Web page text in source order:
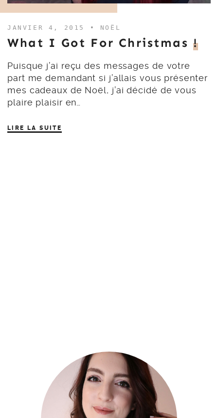
JANVIER 4, 2015 • NOËL
What I Got For Christmas !
Puisque j’ai reçu des messages de votre
part me demandant si j’allais vous présenter
mes cadeaux de Noël, j’ai décidé de vous
plaire plaisir en…
LIRE LA SUITE